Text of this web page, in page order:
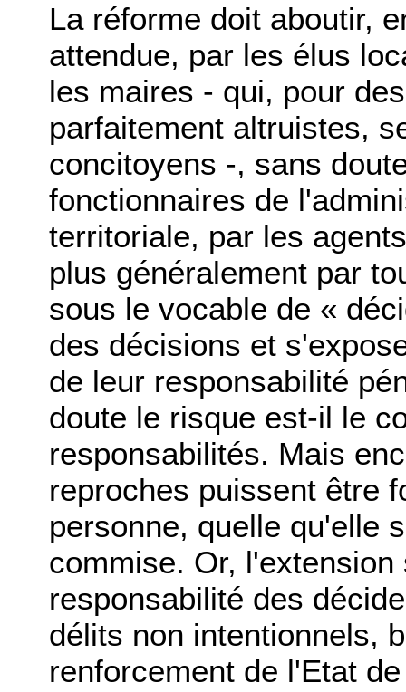
La réforme doit aboutir,
attendue, par les élus
les maires - qui, pour
parfaitement altruistes,
concitoyens -, sans
fonctionnaires de
territoriale, par les
plus généralement par
sous le vocable de «
des décisions et
de leur responsabilité
doute le risque est-il le
responsabilités. Mais
reproches puissent être
personne, quelle qu'elle
commise. Or,
responsabilité des
délits non intentionnels,
renforcement de l'Etat